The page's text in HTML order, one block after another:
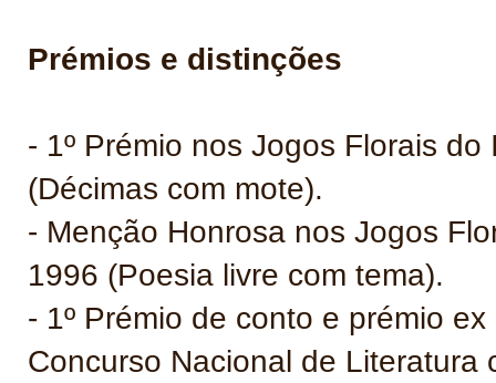
Prémios e distinções
- 1º Prémio nos Jogos Florais
(Décimas com mote).
- Menção Honrosa nos Jogos
1996 (Poesia livre com tema).
- 1º Prémio de conto e prémio
Concurso Nacional de Literatura